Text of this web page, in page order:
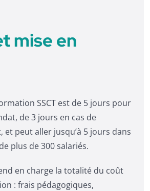
mise en
SSCT est de 5 jours pour
de 3 jours en cas de
et peut aller jusqu’à 5 jours dans
plus de 300 salariés.
en charge la totalité du coût
: frais pédagogiques,